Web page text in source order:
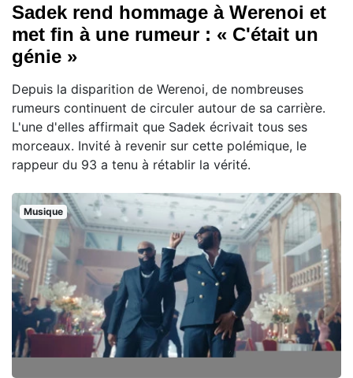
Sadek rend hommage à Werenoi et
met fin à une rumeur : « C'était un
génie »
Depuis la disparition de Werenoi, de nombreuses
rumeurs continuent de circuler autour de sa carrière.
L'une d'elles affirmait que Sadek écrivait tous ses
morceaux. Invité à revenir sur cette polémique, le
rappeur du 93 a tenu à rétablir la vérité.
Musique